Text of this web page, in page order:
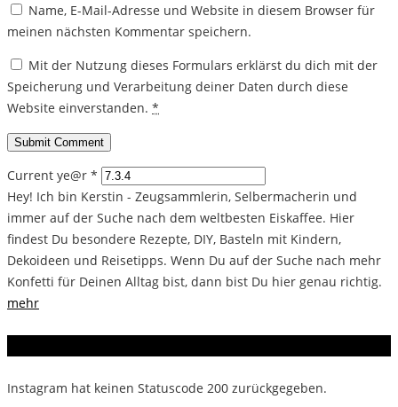
Name, E-Mail-Adresse und Website in diesem Browser für
meinen nächsten Kommentar speichern.
Mit der Nutzung dieses Formulars erklärst du dich mit der
Speicherung und Verarbeitung deiner Daten durch diese
Website einverstanden. *
Current ye@r *
Hey! Ich bin Kerstin - Zeugsammlerin, Selbermacherin und
immer auf der Suche nach dem weltbesten Eiskaffee. Hier
findest Du besondere Rezepte, DIY, Basteln mit Kindern,
Dekoideen und Reisetipps. Wenn Du auf der Suche nach mehr
Konfetti für Deinen Alltag bist, dann bist Du hier genau richtig.
mehr
Instagram hat keinen Statuscode 200 zurückgegeben.